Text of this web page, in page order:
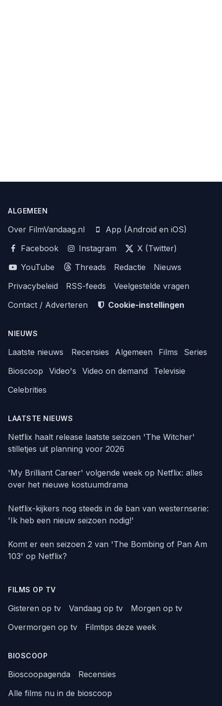
ALGEMEEN
Over FilmVandaag.nl
App (Android en iOS)
Facebook
Instagram
X (Twitter)
YouTube
Threads Redactie
Nieuws
Privacybeleid
RSS-feeds
Veelgestelde vragen
Contact / Adverteren
Cookie-instellingen
NIEUWS
Laatste nieuws Recensies Algemeen Films
Series
Bioscoop
Video's Video on demand
Televisie
Celebrities
LAATSTE NIEUWS
Netflix haalt release laatste seizoen 'The Witcher'
stilletjes uit planning voor 2026
'My Brilliant Career' volgende week op Netflix: alles
over het nieuwe kostuumdrama
Netflix-kijkers nog steeds in de ban van westernserie:
'Ik heb een nieuw seizoen nodig!'
Komt er een seizoen 2 van 'The Bombing of Pan Am
103' op Netflix?
FILMS OP TV
Gisteren op tv Vandaag op tv
Morgen op tv
Overmorgen op tv
Filmtips deze week
BIOSCOOP
Bioscoopagenda
Recensies
Alle films nu in de bioscoop